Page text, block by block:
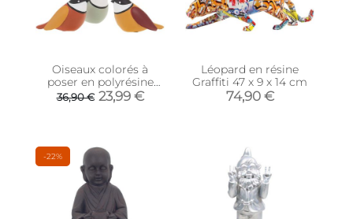
Oiseaux colorés à
poser en polyrésine
(Lot de 3)
36,90 € 23,99 €
Léopard en résine
Graffiti 47 x 9 x 14 cm
74,90 €
-22%